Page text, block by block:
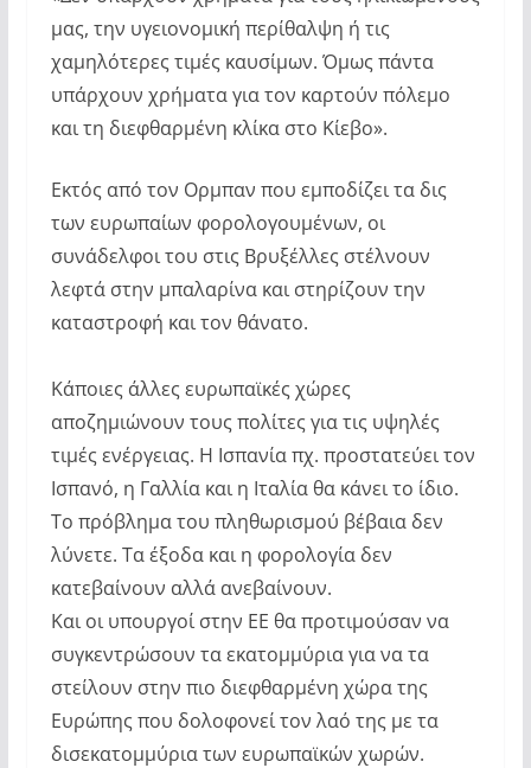
μας, την υγειονομική περίθαλψη ή τις
χαμηλότερες τιμές καυσίμων. Όμως πάντα
υπάρχουν χρήματα για τον καρτούν πόλεμο
και τη διεφθαρμένη κλίκα στο Κίεβο».
Εκτός από τον Ορμπαν που εμποδίζει τα δις
των ευρωπαίων φορολογουμένων, οι
συνάδελφοι του στις Βρυξέλλες στέλνουν
λεφτά στην μπαλαρίνα και στηρίζουν την
καταστροφή και τον θάνατο.
Κάποιες άλλες ευρωπαϊκές χώρες
αποζημιώνουν τους πολίτες για τις υψηλές
τιμές ενέργειας. Η Ισπανία πχ. προστατεύει τον
Ισπανό, η Γαλλία και η Ιταλία θα κάνει το ίδιο.
Το πρόβλημα του πληθωρισμού βέβαια δεν
λύνετε. Τα έξοδα και η φορολογία δεν
κατεβαίνουν αλλά ανεβαίνουν.
Και οι υπουργοί στην ΕΕ θα προτιμούσαν να
συγκεντρώσουν τα εκατομμύρια για να τα
στείλουν στην πιο διεφθαρμένη χώρα της
Ευρώπης που δολοφονεί τον λαό της με τα
δισεκατομμύρια των ευρωπαϊκών χωρών.